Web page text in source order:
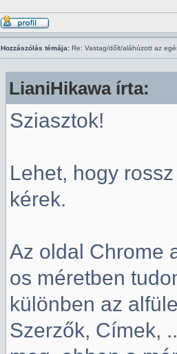
Hozzászólás témája: Re: Vastag/dőlt/aláhúzott az
LianiHikawa írta:
Sziasztok!
Lehet, hogy
kérek.
Az oldal Chrome
os méretben
különben az
Szerzők, Címek,